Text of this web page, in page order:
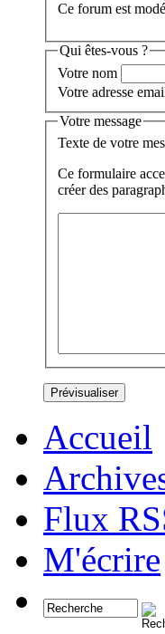
Ce forum est
Qui êtes-vous ?
Votre nom
Votre adresse
Votre message
Texte de votre
Ce formulaire
créer des
Accueil
Flux
M'écrire